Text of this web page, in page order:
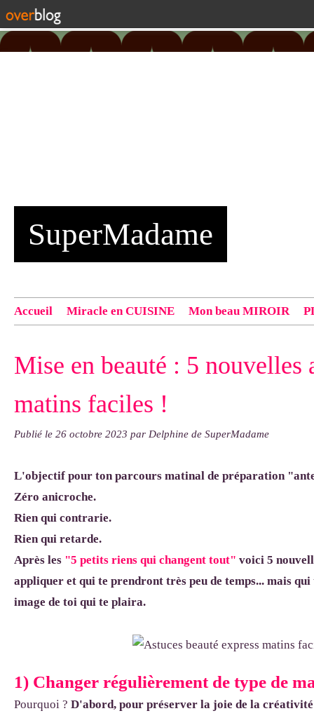
SuperMadame
Accueil Miracle en CUISINE Mon beau MIROIR
exemple : "Bonnet cloche From Annie", "Veste Rue
Mise en beauté : 5 nouvelles
matins faciles !
Publié le 26 octobre 2023 par Delphine de SuperMadame
L'objectif pour ton parcours matinal de préparation
Zéro anicroche.
Rien qui contrarie.
Rien qui retarde.
Après les "5 petits riens qui changent tout" voici 5
appliquer et qui te prendront très peu de temps... mais
image de toi qui te plaira.
1) Changer régulièrement de type de
Pourquoi ? D'abord, pour préserver la joie de la